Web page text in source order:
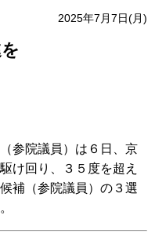
2025年7月7日(月)
参院議員）は６日、京
け回り、３５度を超え
補（参院議員）の３選